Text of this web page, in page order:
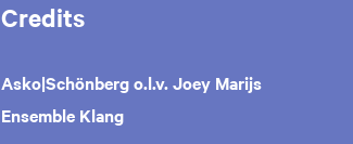
Credits
Asko|Schönberg o.l.v. Joey Marijs
Ensemble Klang